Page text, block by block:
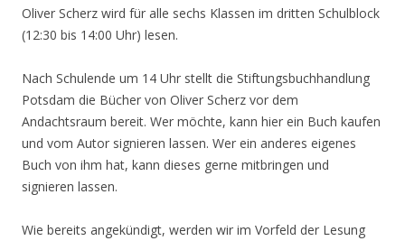
Oliver Scherz wird für alle sechs Klassen im dritten Schulblock
(12:30 bis 14:00 Uhr) lesen.
Nach Schulende um 14 Uhr stellt die Stiftungsbuchhandlung
Potsdam die Bücher von Oliver Scherz vor dem
Andachtsraum bereit. Wer möchte, kann hier ein Buch kaufen
und vom Autor signieren lassen. Wer ein anderes eigenes
Buch von ihm hat, kann dieses gerne mitbringen und
signieren lassen.
Wie bereits angekündigt, werden wir im Vorfeld der Lesung